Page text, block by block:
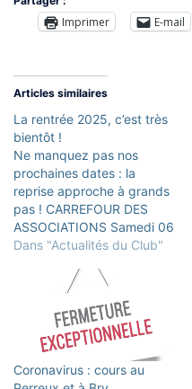
Imprimer E-mail
Articles similaires
La rentrée 2025, c’est très
bientôt !
Ne manquez pas nos
prochaines dates : la
reprise approche à grands
pas ! CARREFOUR DES
ASSOCIATIONS Samedi 06
septembre au
Bry/Marne : préparation et
animation des stands
DATES DES REPRISE DES
COURS PERREUX SUR
MARNE / BRY SUR MARNE
ADOS/ADULTES (14 ans et
Dans "Actualités du Club"
Coronavirus : cours au